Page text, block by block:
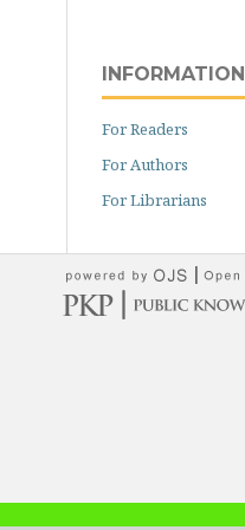
INFORMATION
For Readers
For Authors
For Librarians